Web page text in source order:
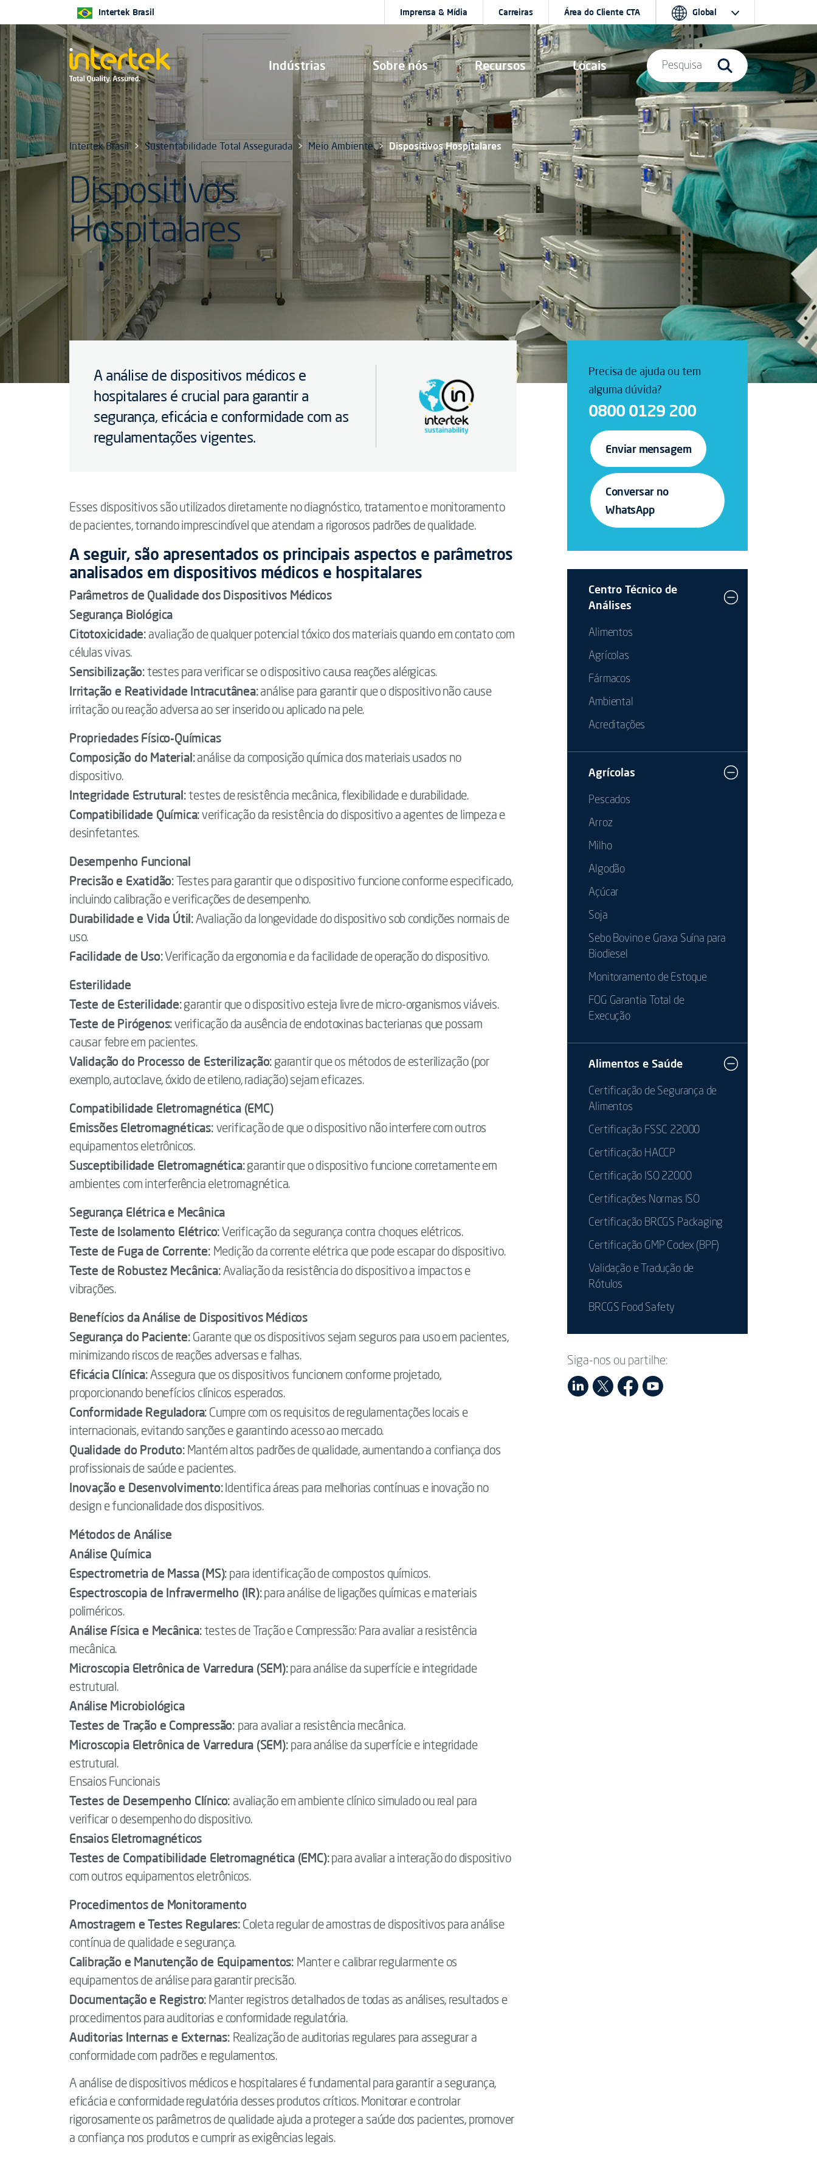
Indústrias Sobre nós Recursos Locais
Intertek Brasil Imprensa & Mídia Carreiras Área do Cliente CTA Global
Pesquisa
Intertek Brasil Sustentabilidade Total Assegurada Meio Ambiente Dispositivos Hospitalares
Dispositivos
Hospitalares
A análise de dispositivos médicos e
hospitalares é crucial para garantir a
segurança, eficácia e conformidade com as
regulamentações vigentes.
Esses dispositivos são utilizados diretamente no diagnóstico, tratamento e monitoramento
de pacientes, tornando imprescindível que atendam a rigorosos padrões de qualidade.
A seguir, são apresentados os principais aspectos e parâmetros
analisados em dispositivos médicos e hospitalares
Parâmetros de Qualidade dos Dispositivos Médicos
Segurança Biológica
Citotoxicidade: avaliação de qualquer potencial tóxico dos materiais quando em contato com
células vivas.
Sensibilização: testes para verificar se o dispositivo causa reações alérgicas.
Irritação e Reatividade Intracutânea:análise para garantir que o dispositivo não cause
irritação ou reação adversa ao ser inserido ou aplicado na pele.
Propriedades Físico-Químicas
Composição do Material:análise da composição química dos materiais usados no
dispositivo.
Integridade Estrutural:testes de resistência mecânica, flexibilidade e durabilidade.
Compatibilidade Química: verificação da resistência do dispositivo a agentes de limpeza e
desinfetantes.
Desempenho Funcional
Precisão e Exatidão: Testes para garantir que o dispositivo funcione conforme especificado,
incluindo calibração e verificações de desempenho.
Durabilidade e Vida Útil: Avaliação da longevidade do dispositivo sob condições normais de
uso.
Facilidade de Uso:Verificação da ergonomia e da facilidade de operação do dispositivo.
Esterilidade
Teste de Esterilidade:garantir que o dispositivo esteja livre de micro-organismos viáveis.
Teste de Pirógenos: verificação da ausência de endotoxinas bacterianas que possam
causar febre em pacientes.
Validação do Processo de Esterilização: garantir que os métodos de esterilização (por
exemplo, autoclave, óxido de etileno, radiação) sejam eficazes.
Compatibilidade Eletromagnética (EMC)
Emissões Eletromagnéticas: verificação de que o dispositivo não interfere com outros
equipamentos eletrônicos.
Susceptibilidade Eletromagnética:garantir que o dispositivo funcione corretamente em
ambientes com interferência eletromagnética.
Segurança Elétrica e Mecânica
Teste de Isolamento Elétrico: Verificação da segurança contra choques elétricos.
Teste de Fuga de Corrente: Medição da corrente elétrica que pode escapar do dispositivo.
Teste de Robustez Mecânica:Avaliação da resistência do dispositivo a impactos e
vibrações.
Benefícios da Análise de Dispositivos Médicos
Segurança do Paciente: Garante que os dispositivos sejam seguros para uso em pacientes,
minimizando riscos de reações adversas e falhas.
Eficácia Clínica:Assegura que os dispositivos funcionem conforme projetado,
proporcionando benefícios clínicos esperados.
Conformidade Reguladora: Cumpre com os requisitos de regulamentações locais e
internacionais, evitando sanções e garantindo acesso ao mercado.
Qualidade do Produto:Mantém altos padrões de qualidade, aumentando a confiança dos
profissionais de saúde e pacientes.
Inovação e Desenvolvimento:Identifica áreas para melhorias contínuas e inovação no
design e funcionalidade dos dispositivos.
Métodos de Análise
Análise Química
Espectrometria de Massa (MS): para identificação de compostos químicos.
Espectroscopia de Infravermelho (IR):para análise de ligações químicas e materiais
poliméricos.
Análise Física e Mecânica:testes de Tração e Compressão: Para avaliar a resistência
mecânica.
Microscopia Eletrônica de Varredura (SEM):para análise da superfície e integridade
estrutural.
Análise Microbiológica
Testes de Tração e Compressão: para avaliar a resistência mecânica.
Microscopia Eletrônica de Varredura (SEM): para análise da superfície e integridade
estrutural.
Ensaios Funcionais
Testes de Desempenho Clínico: avaliação em ambiente clínico simulado ou real para
verificar o desempenho do dispositivo.
Ensaios Eletromagnéticos
Testes de Compatibilidade Eletromagnética (EMC):para avaliar a interação do dispositivo
com outros equipamentos eletrônicos.
Procedimentos de Monitoramento
Amostragem e Testes Regulares: Coleta regular de amostras de dispositivos para análise
contínua de qualidade e segurança.
Calibração e Manutenção de Equipamentos: Manter e calibrar regularmente os
equipamentos de análise para garantir precisão.
Documentação e Registro: Manter registros detalhados de todas as análises, resultados e
procedimentos para auditorias e conformidade regulatória.
Auditorias Internas e Externas: Realização de auditorias regulares para assegurar a
conformidade com padrões e regulamentos.
A análise de dispositivos médicos e hospitalares é fundamental para garantir a segurança,
eficácia e conformidade regulatória desses produtos críticos. Monitorar e controlar
rigorosamente os parâmetros de qualidade ajuda a proteger a saúde dos pacientes, promover
a confiança nos produtos e cumprir as exigências legais.
Precisa de ajuda ou tem
alguma dúvida?
0800 0129 200
Enviar mensagem
Conversar no
WhatsApp
Centro Técnico de
Análises
Alimentos
Agrícolas
Fármacos
Ambiental
Acreditações
Agrícolas
Pescados
Arroz
Milho
Algodão
Açúcar
Soja
Sebo Bovino e Graxa Suína para
Biodiesel
Monitoramento de Estoque
FOG Garantia Total de
Execução
Alimentos e Saúde
Certificação de Segurança de
Alimentos
Certificação FSSC 22000
Certificação HACCP
Certificação ISO 22000
Certificações Normas ISO
Certificação BRCGS Packaging
Certificação GMP Codex (BPF)
Validação e Tradução de
Rótulos
BRCGS Food Safety
Siga-nos ou partilhe: